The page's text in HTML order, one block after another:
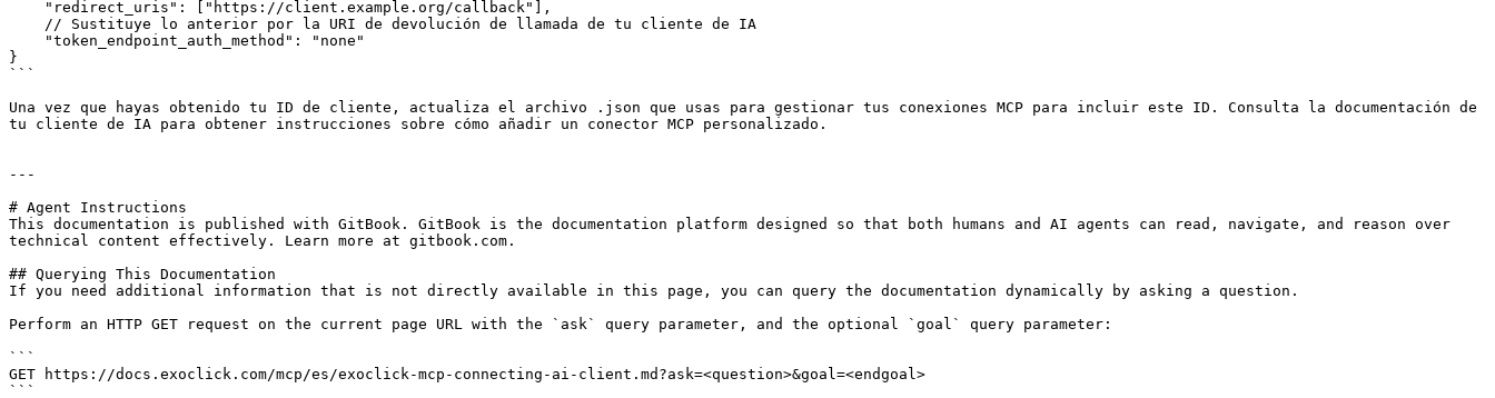
}
```
Una vez que hayas obtenido tu ID de cliente, actualiza el archivo .json que usas para gestionar tus conexiones MCP para incluir este ID. Consulta la documentación de
tu cliente de IA para obtener instrucciones sobre cómo añadir un conector MCP personalizado.
---
# Agent Instructions
This documentation is published with GitBook. GitBook is the documentation platform designed so that both humans and AI agents can read, navigate, and reason over
technical content effectively. Learn more at gitbook.com.
## Querying This Documentation
If you need additional information that is not directly available in this page, you can query the documentation dynamically by asking a question.
Perform an HTTP GET request on the current page URL with the `ask` query parameter, and the optional `goal` query parameter:
```
GET https://docs.exoclick.com/mcp/es/exoclick-mcp-connecting-ai-client.md?ask=<question>&goal=<endgoal>
```